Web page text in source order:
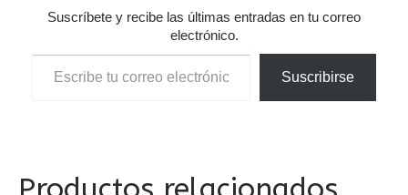
Suscríbete y recibe las últimas entradas en tu correo
electrónico.
Escribe tu correo electrónico…
Suscribirse